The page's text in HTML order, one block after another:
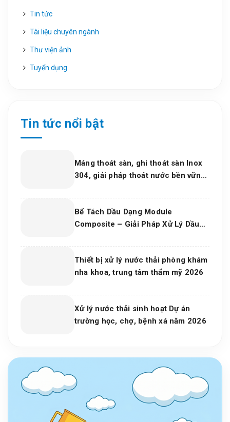
Tin tức
Tài liệu chuyên ngành
Thư viện ảnh
Tuyển dụng
Tin tức nổi bật
Máng thoát sàn, ghi thoát sàn Inox
304, giải pháp thoát nước bền vững
Bể Tách Dầu Dạng Module
Composite – Giải Pháp Xử Lý Dầu
Thiết bị xử lý nước thải phòng khám
nha khoa, trung tâm thẩm mỹ 2026
Xử lý nước thải sinh hoạt Dự án
trường học, chợ, bệnh xá năm 2026